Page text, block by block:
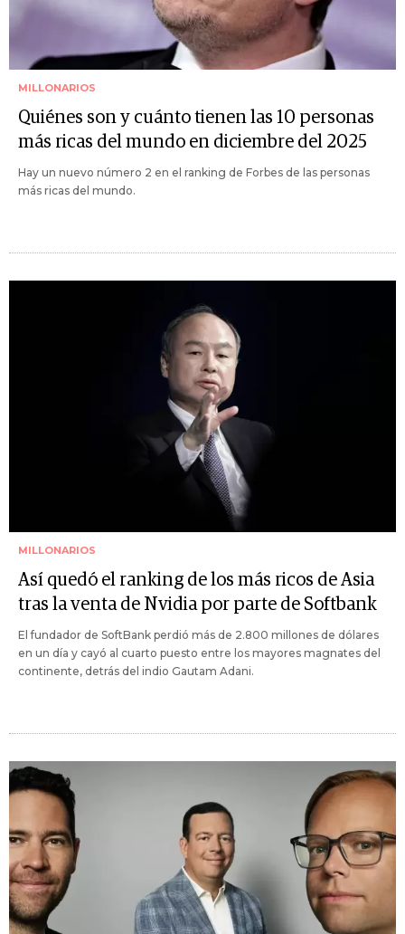
MILLONARIOS
Quiénes son y cuánto tienen las 10 personas
más ricas del mundo en diciembre del 2025
Hay un nuevo número 2 en el ranking de Forbes de las personas
más ricas del mundo.
MILLONARIOS
Así quedó el ranking de los más ricos de Asia
tras la venta de Nvidia por parte de Softbank
El fundador de SoftBank perdió más de 2.800 millones de dólares
en un día y cayó al cuarto puesto entre los mayores magnates del
continente, detrás del indio Gautam Adani.